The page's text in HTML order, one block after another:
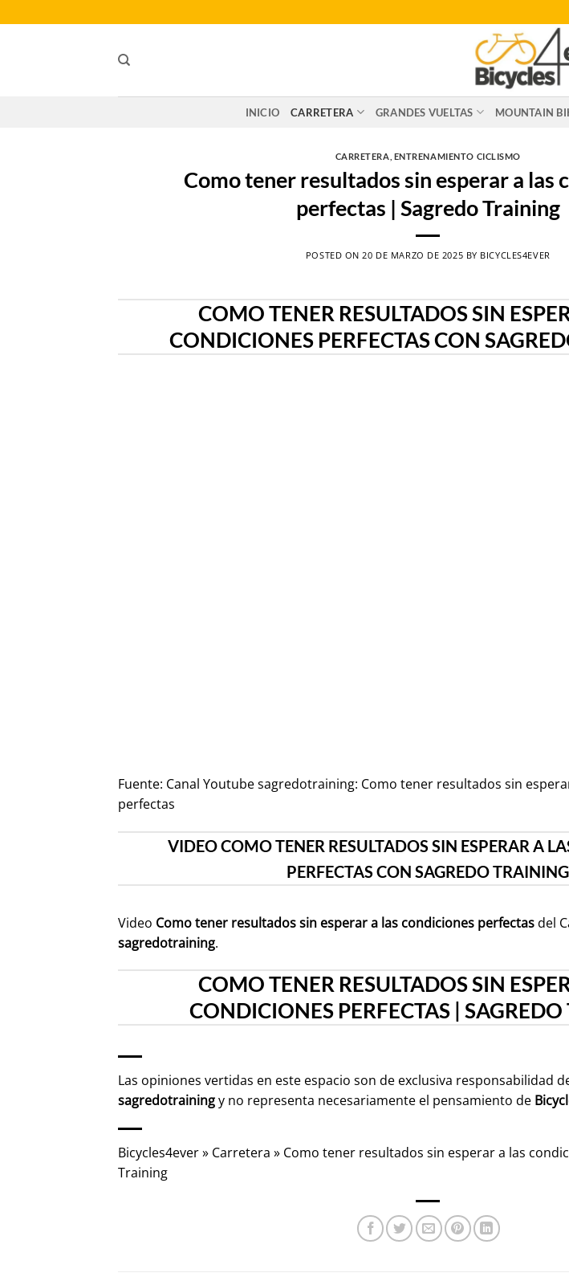
al
INICIO CARRETERA GRANDES VUELTAS MOUNTAIN
CARRETERA ENTRENAMIENTO CICLISMO
Como tener resultados sin esperar a las
perfectas | Sagredo Training
POSTED ON 20 DE MARZO DE 2025 BY BICYCLES4EVER
COMO TENER RESULTADOS SIN
CONDICIONES PERFECTAS CON
Fuente: Canal Youtube sagredotraining: Como tener resultados sin
perfectas
VIDEO COMO TENER RESULTADOS SIN ESPERAR A
PERFECTAS CON SAGREDO TRAINING
Video Como tener resultados sin esperar a las condiciones perfectasdel
sagredotraining.
COMO TENER RESULTADOS SIN
CONDICIONES PERFECTAS |
Las opiniones vertidas en este espacio son de exclusiva responsabilidad
sagredotrainingy no representa necesariamente el pensamiento de
Bicycles4ever» Carretera » Como tener resultados sin esperar a las
Training